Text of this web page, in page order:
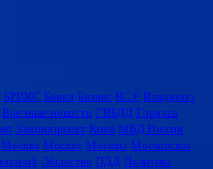
БРИКС Банки Бизнес ВСУ Владимир
Военные новости ГИБДД Горячая
Законопроект Киев МВД России
Москва Москве Москвы Московская
Общество ПДД Политика